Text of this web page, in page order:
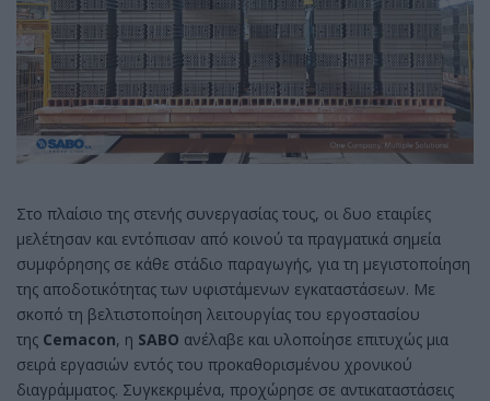
Στο πλαίσιο της στενής συνεργασίας τους, οι δυο εταιρίες
μελέτησαν και εντόπισαν από κοινού τα πραγματικά σημεία
συμφόρησης σε κάθε στάδιο παραγωγής, για τη μεγιστοποίηση
της αποδοτικότητας των υφιστάμενων εγκαταστάσεων. Με
σκοπό τη βελτιστοποίηση λειτουργίας του εργοστασίου
της Cemacon, η SABO ανέλαβε και υλοποίησε επιτυχώς μια
σειρά εργασιών εντός του προκαθορισμένου χρονικού
διαγράμματος. Συγκεκριμένα, προχώρησε σε αντικαταστάσεις